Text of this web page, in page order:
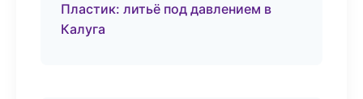
Пластик: литьё под давлением в
Калуга